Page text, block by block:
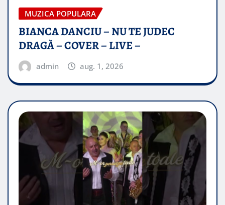
MUZICA POPULARA
BIANCA DANCIU – NU TE JUDEC
DRAGĂ – COVER – LIVE –
admin aug. 1, 2026